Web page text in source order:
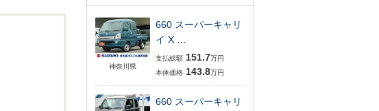
神奈川県
660 スーパーキャリ
イ X …
支払総額 151.7万円
本体価格 143.8万円
660 スーパーキャリ